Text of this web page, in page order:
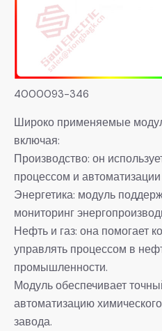
4000093-346
Широко применяемые
включая:
Производство: он
процессом и
Энергетика: модуль
мониторинг
Нефть и газ: она помогает
управлять процессом в
промышленности.
Модуль обеспечивает
автоматизацию
завода.